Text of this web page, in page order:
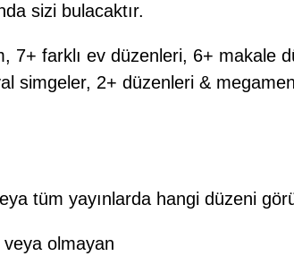
sizi bulacaktır.
7+ farklı ev düzenleri, 6+ makale
simgeler, 2+ düzenleri &
tüm yayınlarda hangi düzeni
olmayan